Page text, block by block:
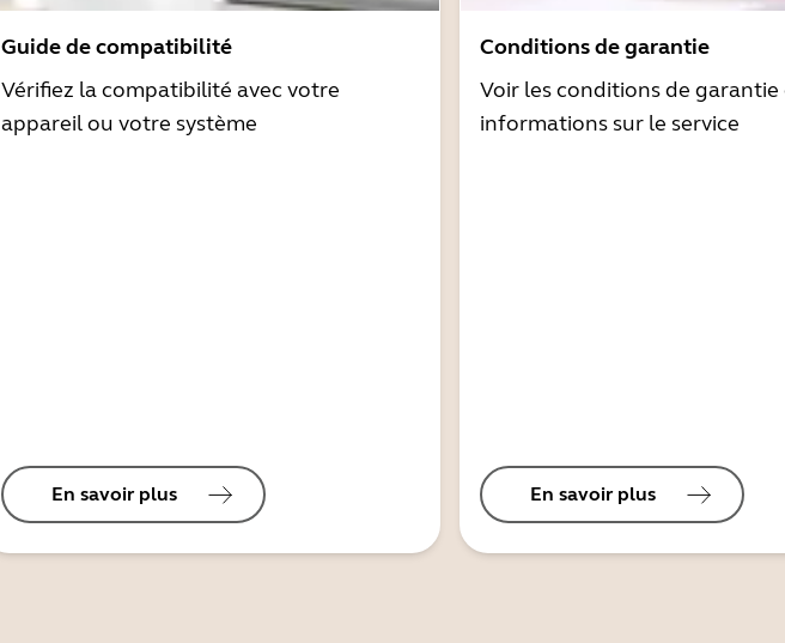
Guide de compatibilité
Vérifiez la compatibilité avec votre
appareil ou votre système
En savoir plus
Conditions de garantie
Voir les conditions de garantie
informations sur le service
En savoir plus